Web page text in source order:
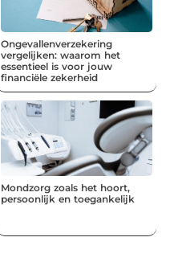
Ongevallenverzekering
vergelijken: waarom het
essentieel is voor jouw
financiële zekerheid
Mondzorg zoals het hoort,
persoonlijk en toegankelijk